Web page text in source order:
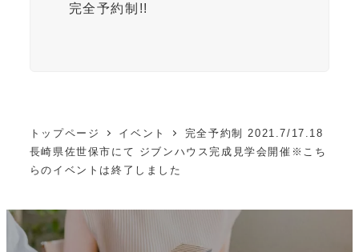
完全予約制!!
トップページ イベント
完全予約制 2021.7/17.18
長崎県佐世保市にて ジブンハウス完成見学会開催※こち
らのイベントは終了しました